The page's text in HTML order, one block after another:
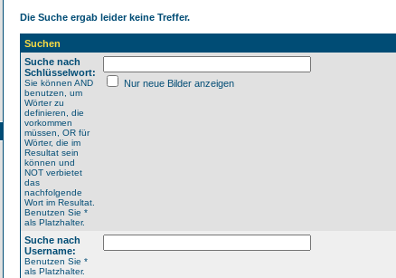
Die Suche ergab leider keine Treffer.
Suchen
Suche nach
Schlüsselwort:
Sie können AND
benutzen, um
Wörter zu
definieren, die
vorkommen
müssen, OR für
Wörter, die im
Resultat sein
können und
NOT verbietet
das
nachfolgende
Wort im Resultat.
Benutzen Sie *
als Platzhalter.
Nur neue Bilder anzeigen
Suche nach
Username:
Benutzen Sie *
als Platzhalter.